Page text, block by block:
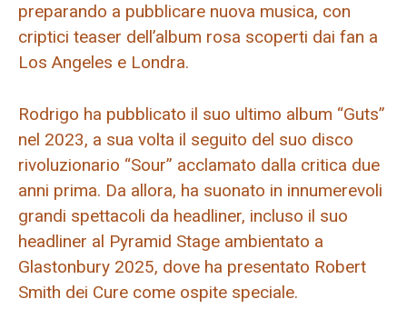
preparando a pubblicare nuova musica, con
criptici teaser dell’album rosa scoperti dai fan a
Los Angeles e Londra.
Rodrigo ha pubblicato il suo ultimo album “Guts”
nel 2023, a sua volta il seguito del suo disco
rivoluzionario “Sour” acclamato dalla critica due
anni prima. Da allora, ha suonato in innumerevoli
grandi spettacoli da headliner, incluso il suo
headliner al Pyramid Stage ambientato a
Glastonbury 2025, dove ha presentato Robert
Smith dei Cure come ospite speciale.